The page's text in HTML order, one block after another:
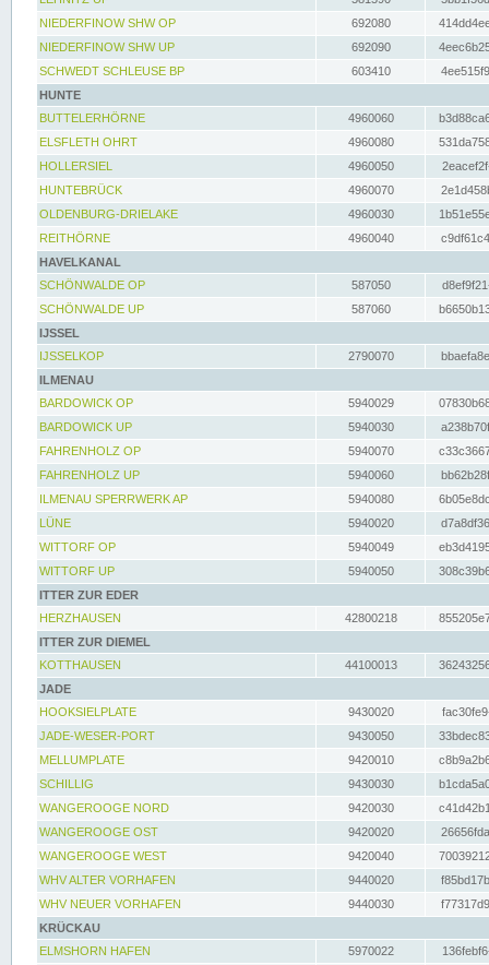
NIEDERFINOW SHW OP
692080
NIEDERFINOW SHW UP
692090
SCHWEDT SCHLEUSE BP
603410
HUNTE
BUTTELERHÖRNE
4960060
ELSFLETH OHRT
4960080
HOLLERSIEL
4960050
HUNTEBRÜCK
4960070
OLDENBURG-DRIELAKE
4960030
REITHÖRNE
4960040
HAVELKANAL
SCHÖNWALDE OP
587050
SCHÖNWALDE UP
587060
IJSSEL
IJSSELKOP
2790070
ILMENAU
BARDOWICK OP
5940029
BARDOWICK UP
5940030
FAHRENHOLZ OP
5940070
FAHRENHOLZ UP
5940060
ILMENAU SPERRWERK AP
5940080
LÜNE
5940020
WITTORF OP
5940049
WITTORF UP
5940050
ITTER ZUR EDER
HERZHAUSEN
42800218
ITTER ZUR DIEMEL
KOTTHAUSEN
44100013
JADE
HOOKSIELPLATE
9430020
JADE-WESER-PORT
9430050
MELLUMPLATE
9420010
SCHILLIG
9430030
WANGEROOGE NORD
9420030
WANGEROOGE OST
9420020
WANGEROOGE WEST
9420040
WHV ALTER VORHAFEN
9440020
WHV NEUER VORHAFEN
9440030
KRÜCKAU
ELMSHORN HAFEN
5970022